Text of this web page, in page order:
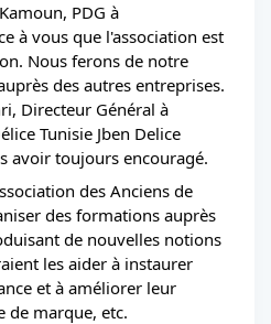
à vous que l'association est
Nous ferons de notre
des autres entreprises.
Directeur Général à
Tunisie Jben Delice
avoir toujours encouragé.
des Anciens de
des formations auprès
de nouvelles notions
les aider à instaurer
et à améliorer leur
de marque, etc.